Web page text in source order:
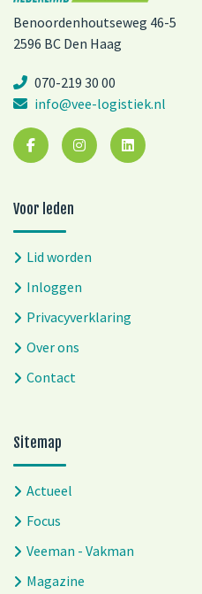
Benoordenhoutseweg 46-5
2596 BC Den Haag
070-219 30 00
info@vee-logistiek.nl
Voor leden
Lid worden
Inloggen
Privacyverklaring
Over ons
Contact
Sitemap
Actueel
Focus
Veeman - Vakman
Magazine